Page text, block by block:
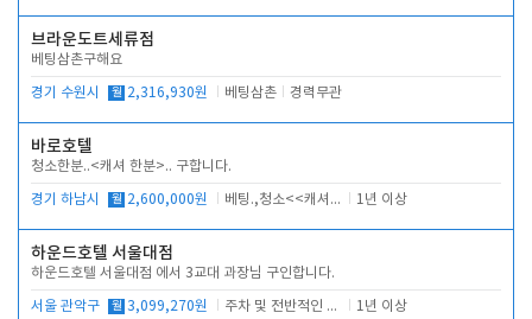
브라운도트세류점
베팅삼촌구해요
경기 수원시 월 2,316,930원 베팅삼촌 경력무관
바로호텔
청소한분..<캐셔 한분>.. 구합니다.
경기 하남시 월 2,600,000원 베팅.,청소<<캐셔 모셔봅니다. 1년 이상
하운드호텔 서울대점
하운드호텔 서울대점 에서 3교대 과장님 구인합니다.
서울 관악구 월 3,099,270원 주차 및 전반적인 당번업무 1년 이상